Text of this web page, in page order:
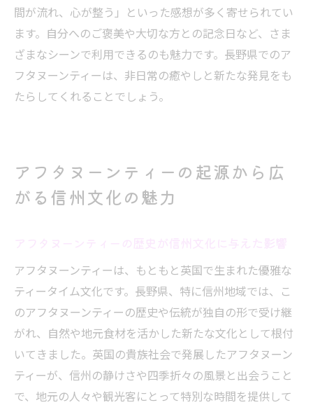
間が流れ、心が整う」といった感想が多く寄せられてい
ます。自分へのご褒美や大切な方との記念日など、さま
ざまなシーンで利用できるのも魅力です。長野県でのア
フタヌーンティーは、非日常の癒やしと新たな発見をも
たらしてくれることでしょう。
アフタヌーンティーの起源から広
がる信州文化の魅力
アフタヌーンティーは、もともと英国で生まれた優雅な
ティータイム文化です。長野県、特に信州地域では、こ
のアフタヌーンティーの歴史や伝統が独自の形で受け継
がれ、自然や地元食材を活かした新たな文化として根付
いてきました。英国の貴族社会で発展したアフタヌーン
ティーが、信州の静けさや四季折々の風景と出会うこと
で、地元の人々や観光客にとって特別な時間を提供して